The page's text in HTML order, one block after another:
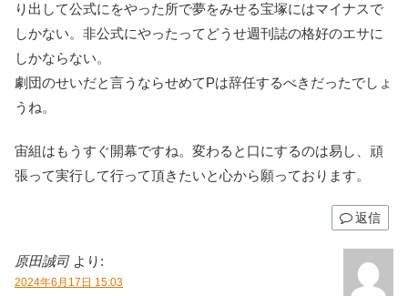
り出して公式にをやった所で夢をみせる宝塚にはマイナスで
しかない。非公式にやったってどうせ週刊誌の格好のエサに
しかならない。
劇団のせいだと言うならせめてPは辞任するべきだったでしょ
うね。
宙組はもうすぐ開幕ですね。変わると口にするのは易し、頑
張って実行して行って頂きたいと心から願っております。
返信
原田誠司 より:
2024年6月17日 15:03